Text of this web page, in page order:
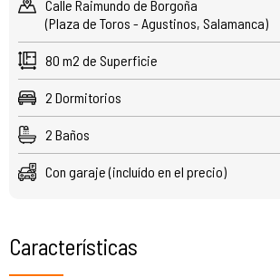
Calle Raimundo de Borgoña
(Plaza de Toros - Agustinos, Salamanca)
80 m2 de Superficie
2 Dormitorios
2 Baños
Con garaje (incluído en el precio)
Características